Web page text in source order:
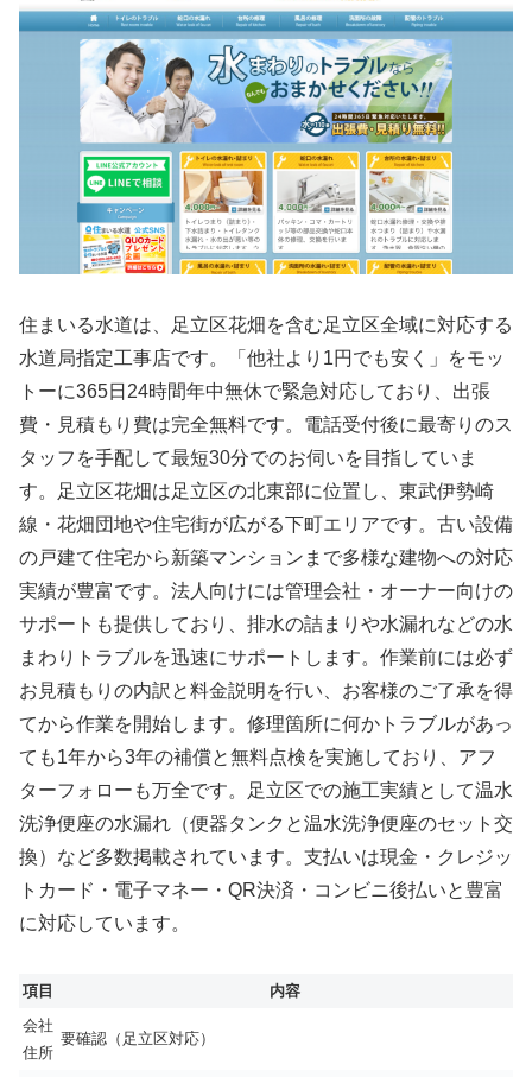
住まいる水道は、足立区花畑を含む足立区全域に対応する
水道局指定工事店です。「他社より1円でも安く」をモッ
トーに365日24時間年中無休で緊急対応しており、出張
費・見積もり費は完全無料です。電話受付後に最寄りのス
タッフを手配して最短30分でのお伺いを目指していま
す。足立区花畑は足立区の北東部に位置し、東武伊勢崎
線・花畑団地や住宅街が広がる下町エリアです。古い設備
の戸建て住宅から新築マンションまで多様な建物への対応
実績が豊富です。法人向けには管理会社・オーナー向けの
サポートも提供しており、排水の詰まりや水漏れなどの水
まわりトラブルを迅速にサポートします。作業前には必ず
お見積もりの内訳と料金説明を行い、お客様のご了承を得
てから作業を開始します。修理箇所に何かトラブルがあっ
ても1年から3年の補償と無料点検を実施しており、アフ
ターフォローも万全です。足立区での施工実績として温水
洗浄便座の水漏れ（便器タンクと温水洗浄便座のセット交
換）など多数掲載されています。支払いは現金・クレジッ
トカード・電子マネー・QR決済・コンビニ後払いと豊富
に対応しています。
項目
内容
会社
住所
要確認（足立区対応）